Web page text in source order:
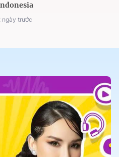
ngày trước